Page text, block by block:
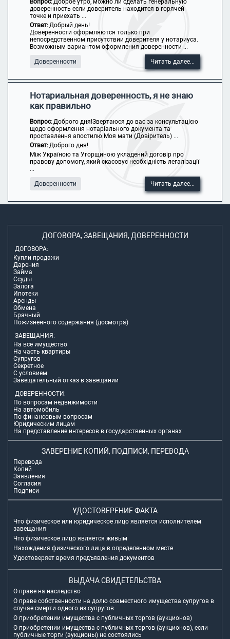
Вопрос:Доброе утро, можно ли сделать генеральную
доверенность если доверитель находится в горячей
точке и приехать ...
Ответ:Добрый день!
Доверенности оформляются только при
непосредственном присутствии доверителя у нотариуса.
Возможным вариантом оформления доверенности ...
Доверенности Читать далее...
Нотариальная доверенность, я не знаю
как правильно
Вопрос:Доброго дня!Звертаюся до вас за консультацією
щодо оформлення нотаріального документа та
проставлення апостилю.Моя мати (Довіритель) ...
Ответ:Доброго дня!
Між Україною та Угорщиною укладений договір про
правову допомогу, який скасовує необхідність легалізації
...
Доверенности Читать далее...
ДОГОВОРА, ЗАВЕЩАНИЯ, ДОВЕРЕННОСТИ
ДОГОВОРА:
Купли продажи
Дарения
Займа
Ссуды
Залога
Ипотеки
Аренды
Обмена
Брачный
Пожизненного содержания (досмотра)
ЗАВЕЩАНИЯ:
На все имущество
На часть квартиры
Супругов
Секретное
С условием
Завещательный отказ в завещании
ДОВЕРЕННОСТИ:
По вопросам недвижимости
На автомобиль
По финансовым вопросам
Юридическим лицам
На представление интересов в государственных органах
ЗАВЕРЕНИЕ КОПИЙ, ПОДПИСИ, ПЕРЕВОДА
Перевода
Копий
Заявления
Согласия
Подписи
УДОСТОВЕРЕНИЕ ФАКТА
Что физическое или юридическое лицо является исполнителем
завещания
Что физическое лицо является живым
Нахождения физического лица в определенном месте
Удостоверяет время предъявления документов
ВЫДАЧА СВИДЕТЕЛЬСТВА
О праве на наследство
О праве собственности на долю совместного имущества супругов в
случае смерти одного из супругов
О приобретении имущества с публичных торгов (аукционов)
О приобретении имущества с публичных торгов (аукционов), если
публичные торги (аукционы) не состоялись